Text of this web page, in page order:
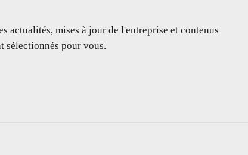
actualités, mises à jour de l'entreprise et contenus
sélectionnés pour vous.